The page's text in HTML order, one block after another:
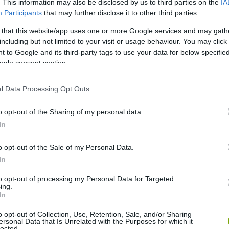
This information may also be disclosed by us to third parties on the
Participants that may further disclose it to other third parties.
that this website/app uses one or more Google services and may
but not limited to your visit or usage behaviour. You may
to Google and its third-party tags to use your data for below
consent section.
Data Processing Opt Outs
opt-out of the Sharing of my personal data.
opt-out of the Sale of my Personal Data.
opt-out of processing my Personal Data for Targeted
opt-out of Collection, Use, Retention, Sale, and/or Sharing
Data that Is Unrelated with the Purposes for which it
kezdeményezés Bécsben. A rautenwegi
kezdete óta osztrák hegyi kecskék – pinzgauer kecskék